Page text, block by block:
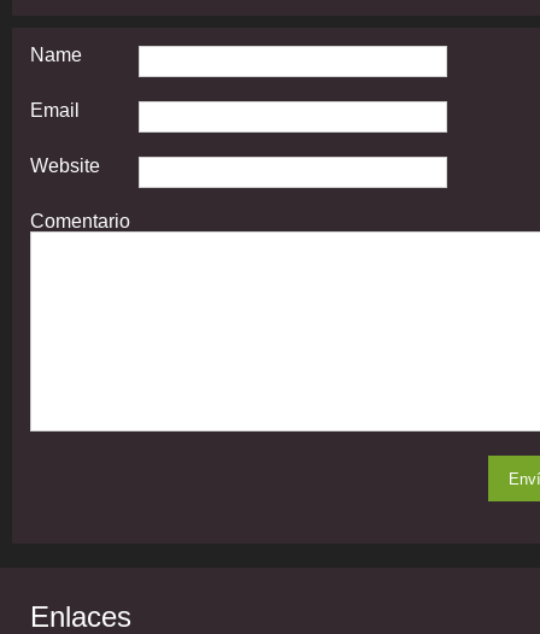
Name
Email
Website
Comentario
Enlaces